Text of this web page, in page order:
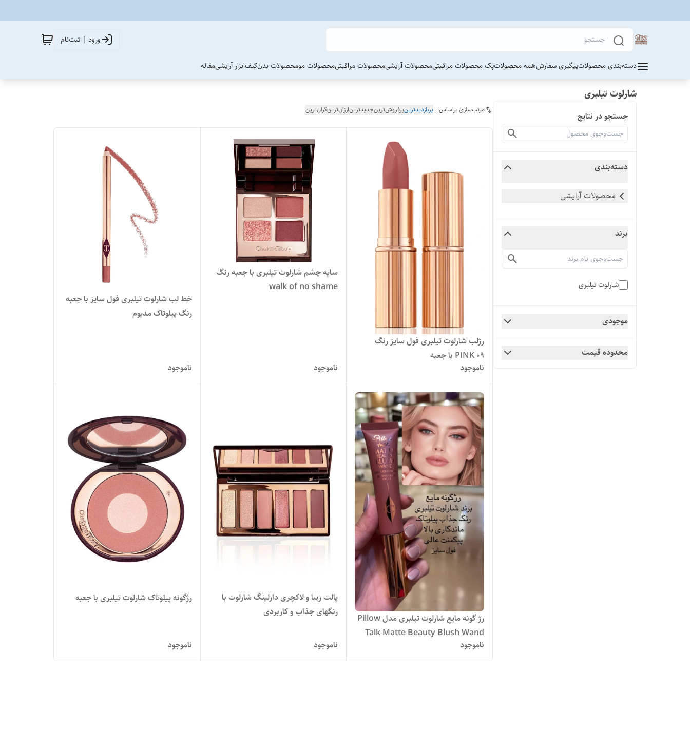
ورود | ثبت‌نام
دسته‌بندی محصولاتپیگیری سفارشهمه محصولاتپک محصولات مراقبتیمحصولات آرایشیمحصولات مراقبتیمحصولات مومحصولات بدنکیفابزار آرایشیمقاله
شارلوت تیلبری
جستجو در نتایج
دسته‌بندی
محصولات آرایشی
برند
شارلوت تیلبری
موجودی
محدوده قیمت
مرتب‌سازی براساس: پربازدیدترینپرفروش‌ترینجدیدترینارزان‌ترینگران‌ترین
رژلب شارلوت تیلبری فول سایز رنگ
PINK 09 با جعبه
ناموجود
سایه چشم شارلوت تیلبری با جعبه رنگ
walk of no shame
ناموجود
خط لب شارلوت تیلبری فول سایز با جعبه
رنگ پیلوتاک مدیوم
ناموجود
رژ گونه مایع شارلوت تیلبری مدل Pillow
Talk Matte Beauty Blush Wand
ناموجود
پالت زیبا و لاکچری دارلینگ شارلوت با
رنگهای جذاب و کاربردی
ناموجود
رژگونه پیلوتاک شارلوت تیلبری با جعبه
ناموجود